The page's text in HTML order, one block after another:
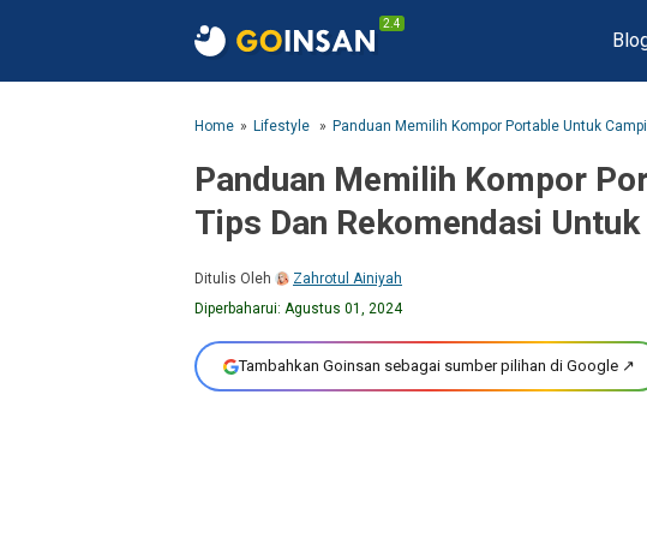
2.4
Home Lifestyle Panduan Memilih Kompor Portable Untuk
Panduan Memilih Kompor
Tips Dan Rekomendasi
Ditulis Oleh
Zahrotul Ainiyah
Diperbaharui: Agustus 01, 2024
Tambahkan Goinsan sebagai sumber pilihan di Google ↗